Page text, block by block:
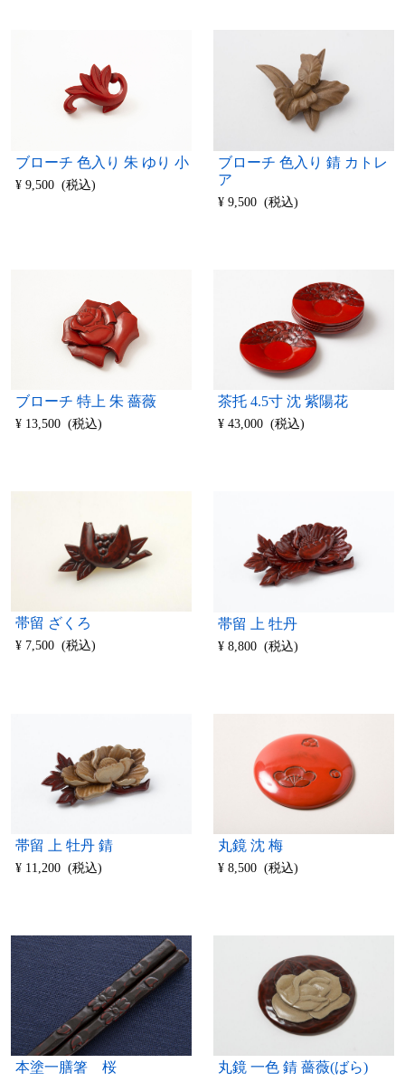
ブローチ 色入り 朱 ゆり 小
¥ 9,500 (税込)
ブローチ 色入り 錆 カトレ
ア
¥ 9,500 (税込)
ブローチ 特上 朱 薔薇
¥ 13,500 (税込)
茶托 4.5寸 沈 紫陽花
¥ 43,000 (税込)
帯留 ざくろ
¥ 7,500 (税込)
帯留 上 牡丹
¥ 8,800 (税込)
帯留 上 牡丹 錆
¥ 11,200 (税込)
丸鏡 沈 梅
¥ 8,500 (税込)
本塗一膳箸 桜 丸鏡 一色 錆 薔薇(ばら)